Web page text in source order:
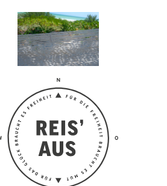
Reis'
aus –
Reiseblog